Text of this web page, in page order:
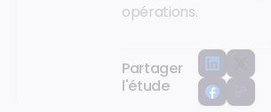
opérations.
Partager
l'étude